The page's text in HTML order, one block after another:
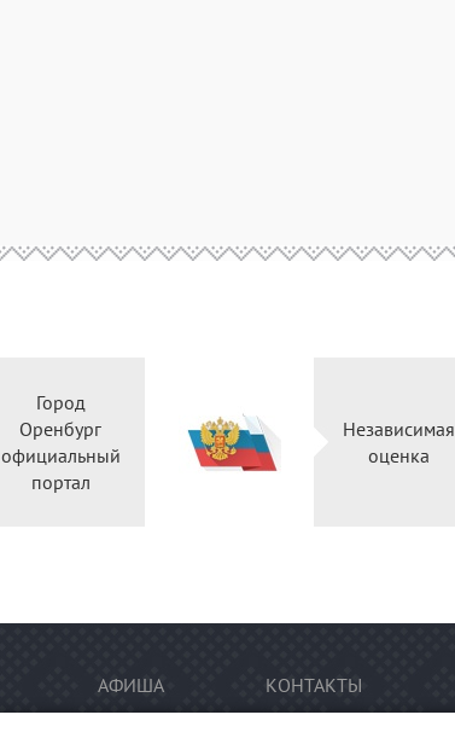
Город
Оренбург
официальный
портал
Независимая
оценка
АФИША КОНТАКТЫ